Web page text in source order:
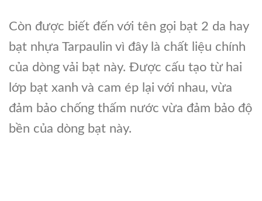
Còn được biết đến với tên gọi bạt 2 da hay
bạt nhựa Tarpaulin vì đây là chất liệu chính
của dòng vải bạt này. Được cấu tạo từ hai
lớp bạt xanh và cam ép lại với nhau, vừa
đảm bảo chống thấm nước vừa đảm bảo độ
bền của dòng bạt này.